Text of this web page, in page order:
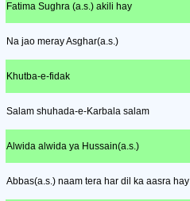
Fatima Sughra (a.s.) akili hay
Na jao meray Asghar(a.s.)
Khutba-e-fidak
Salam shuhada-e-Karbala salam
Alwida alwida ya Hussain(a.s.)
Abbas(a.s.) naam tera har dil ka aasra hay